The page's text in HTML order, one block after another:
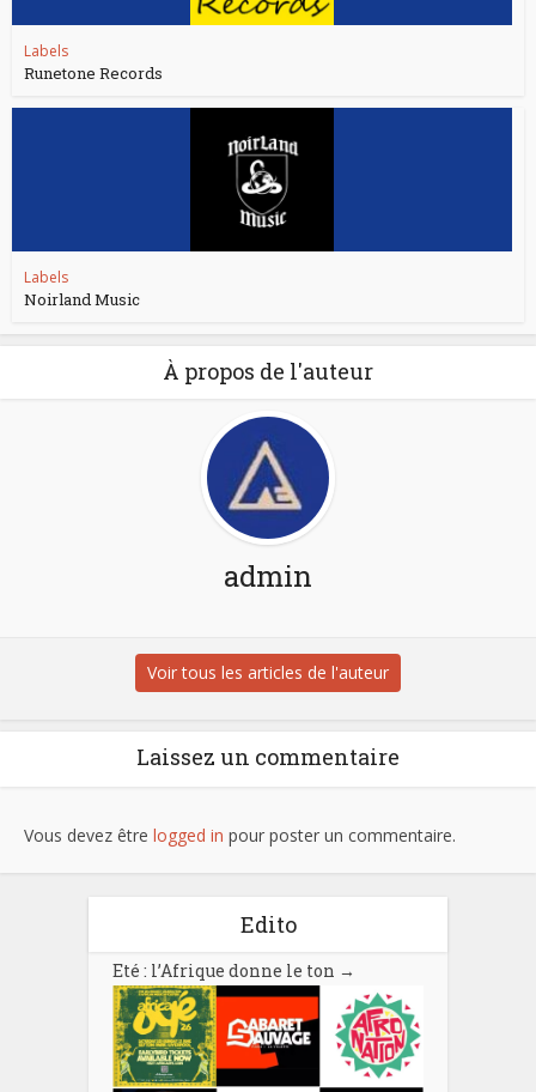
Labels
Runetone Records
Labels
Noirland Music
À propos de l'auteur
admin
Voir tous les articles de l'auteur
Laissez un commentaire
Vous devez être logged in pour poster un commentaire.
Edito
Eté : l’Afrique donne le ton →